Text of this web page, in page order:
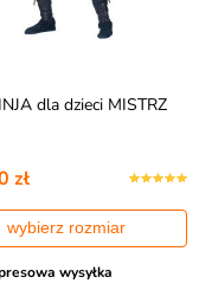
dla dzieci MISTRZ
zł
wybierz rozmiar
wysyłka